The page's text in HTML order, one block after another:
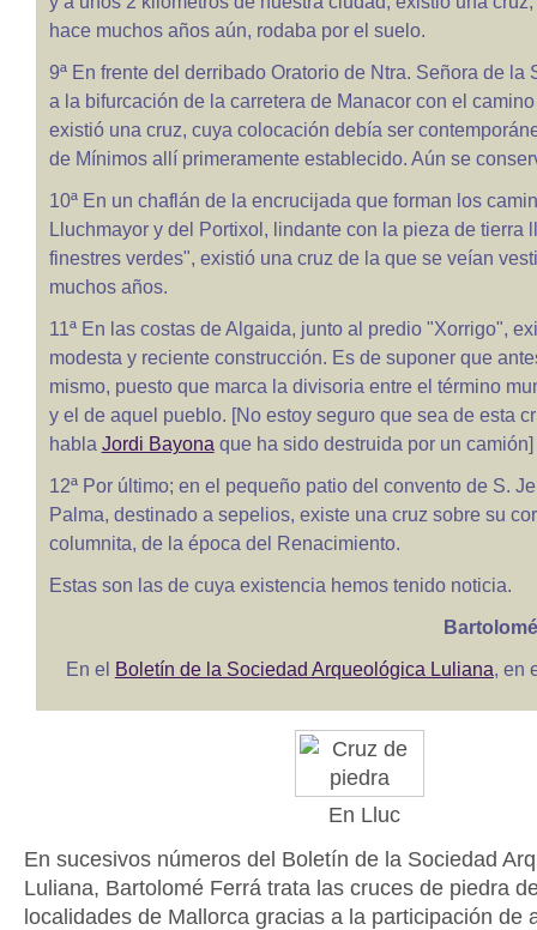
hace muchos años aún, rodaba por el suelo.
9ª En frente del derribado Oratorio de Ntra. Señora de la
a la bifurcación de la carretera de Manacor con el
existió una cruz, cuya colocación debía ser
de Mínimos allí primeramente establecido. Aún se
10ª En un chaflán de la encrucijada que forman los
Lluchmayor y del Portixol, lindante con la pieza de tierra
finestres verdes", existió una cruz de la que se veían
muchos años.
11ª En las costas de Algaida, junto al predio "Xorrigo",
modesta y reciente construcción. Es de suponer que
mismo, puesto que marca la divisoria entre el término
y el de aquel pueblo. [No estoy seguro que sea de esta
habla Jordi Bayona que ha sido destruida por un camión]
12ª Por último; en el pequeño patio del convento de S.
Palma, destinado a sepelios, existe una cruz sobre su
columnita, de la época del Renacimiento.
Estas son las de cuya existencia hemos tenido noticia.
En el Boletín de la Sociedad Arqueológica Luliana, en
En Lluc
En sucesivos números del Boletín de la Sociedad
Luliana, Bartolomé Ferrá trata las cruces de piedra
localidades de Mallorca gracias a la participación de